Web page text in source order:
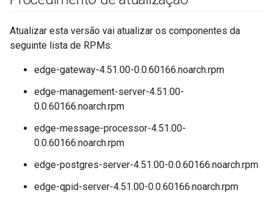
Atualizar esta versão vai atualizar os componentes da
seguinte lista de RPMs:
edge-gateway-4.51.00-0.0.60166.noarch.rpm
edge-management-server-4.51.00-
0.0.60166.noarch.rpm
edge-message-processor-4.51.00-
0.0.60166.noarch.rpm
edge-postgres-server-4.51.00-0.0.60166.noarch.rpm
edge-qpid-server-4.51.00-0.0.60166.noarch.rpm